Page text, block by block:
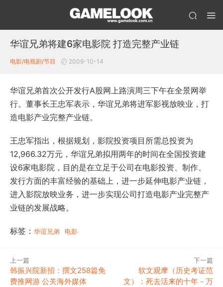
华谊兄弟将建6家电影院 打造完整产业链
电影/电视剧/节目 2009-10-14
华谊兄弟首次公开发行A股网上路演周三下午在全景网举
行。董事长王忠军表示，华谊兄弟将进军影视放映业，打
造电影产业完整产业链。
王忠军指出，根据规划，影院投资项目所需总投资为
12,966.32万元，华谊兄弟拟用两年的时间在全国投资建
设6家电影院，目的是在立足于公司在电影投资、制作、
发行方面的丰富经验的基础上，进一步延伸电影产业链，
进入影院放映业务，进一步实现公司打造电影产业完整产
业链的发展战略。
标签： 华谊兄弟 电影
上一篇
韩振兴院新招：撰文258篇免
费推网游 公关海外媒体
下一篇
软文观摩（历史考证范
文）：死去活来的十年－万